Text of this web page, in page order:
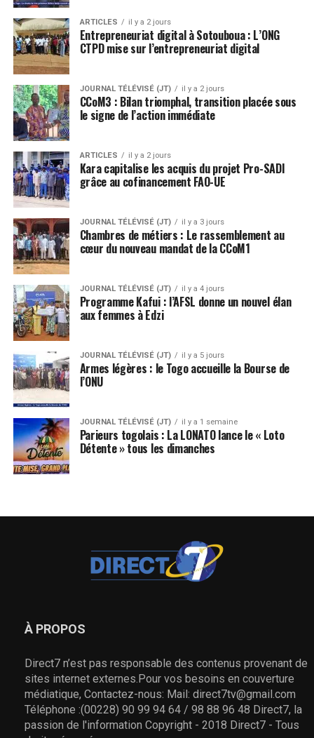
ARTICLES il y a 2 jours
Entrepreneuriat digital à Sotouboua : L’ONG
CTPD mise sur l’entrepreneuriat digital
JOURNAL TÉLÉVISÉ (JT) il y a 2 jours
CCoM3 : Bilan triomphal, transition placée sous
le signe de l’action immédiate
ARTICLES il y a 2 jours
Kara capitalise les acquis du projet Pro-SADI
grâce au cofinancement FAO-UE
JOURNAL TÉLÉVISÉ (JT) il y a 3 jours
Chambres de métiers : Le rassemblement au
cœur du nouveau mandat de la CCoM1
JOURNAL TÉLÉVISÉ (JT) il y a 4 jours
Programme Kafui : l’AFSL donne un nouvel élan
aux femmes à Edzi
JOURNAL TÉLÉVISÉ (JT) il y a 5 jours
Armes légères : le Togo accueille la Bourse de
l’ONU
JOURNAL TÉLÉVISÉ (JT) il y a 1 semaine
Parieurs togolais : La LONATO lance le « Loto
Détente » tous les dimanches
À PROPOS
Direct7 n’est pas responsable des contenus provenant de
sites internet externes.Pour vos besoins en couverture
médiatique, Contactez-nous: Mail: direct7tv@gmail.com
Téléphone :(00228) 90 99 94 64 / 98 88 96 48 Direct7, la
passion de l'information Copyright - 2018 Direct7 - Tous